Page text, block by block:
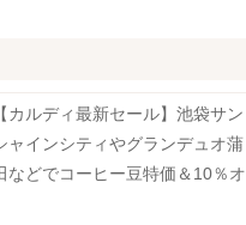
【カルディ最新セール】池袋サン
ャインシティやグランデュオ蒲
などでコーヒー豆特価＆10％オ